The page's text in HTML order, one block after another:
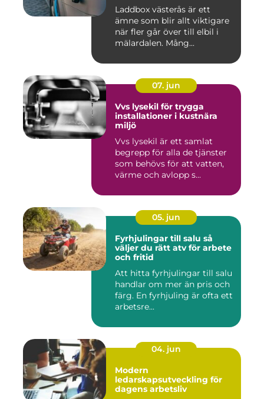
Laddbox västerås är ett
ämne som blir allt viktigare
när fler går över till elbil i
mälardalen. Mång...
07. jun
Vvs lysekil för trygga
installationer i kustnära
miljö
Vvs lysekil är ett samlat
begrepp för alla de tjänster
som behövs för att vatten,
värme och avlopp s...
05. jun
Fyrhjulingar till salu så
väljer du rätt atv för arbete
och fritid
Att hitta fyrhjulingar till salu
handlar om mer än pris och
färg. En fyrhjuling är ofta ett
arbetsre...
04. jun
Modern
ledarskapsutveckling för
dagens arbetsliv